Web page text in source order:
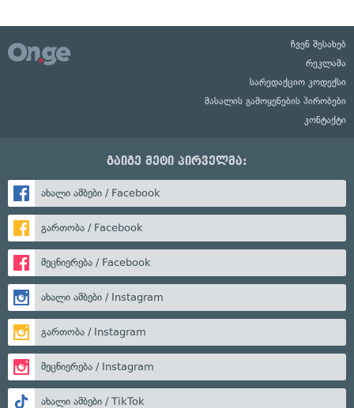
ჩვენ შესახებ
რეკლამა
სარედაქციო კოდექსი
მასალის გამოყენების პირობები
კონტაქტი
გაიგე მეტი პირველმა:
ახალი ამბები / Facebook
გართობა / Facebook
მეცნიერება / Facebook
ახალი ამბები / Instagram
გართობა / Instagram
მეცნიერება / Instagram
ახალი ამბები / TikTok